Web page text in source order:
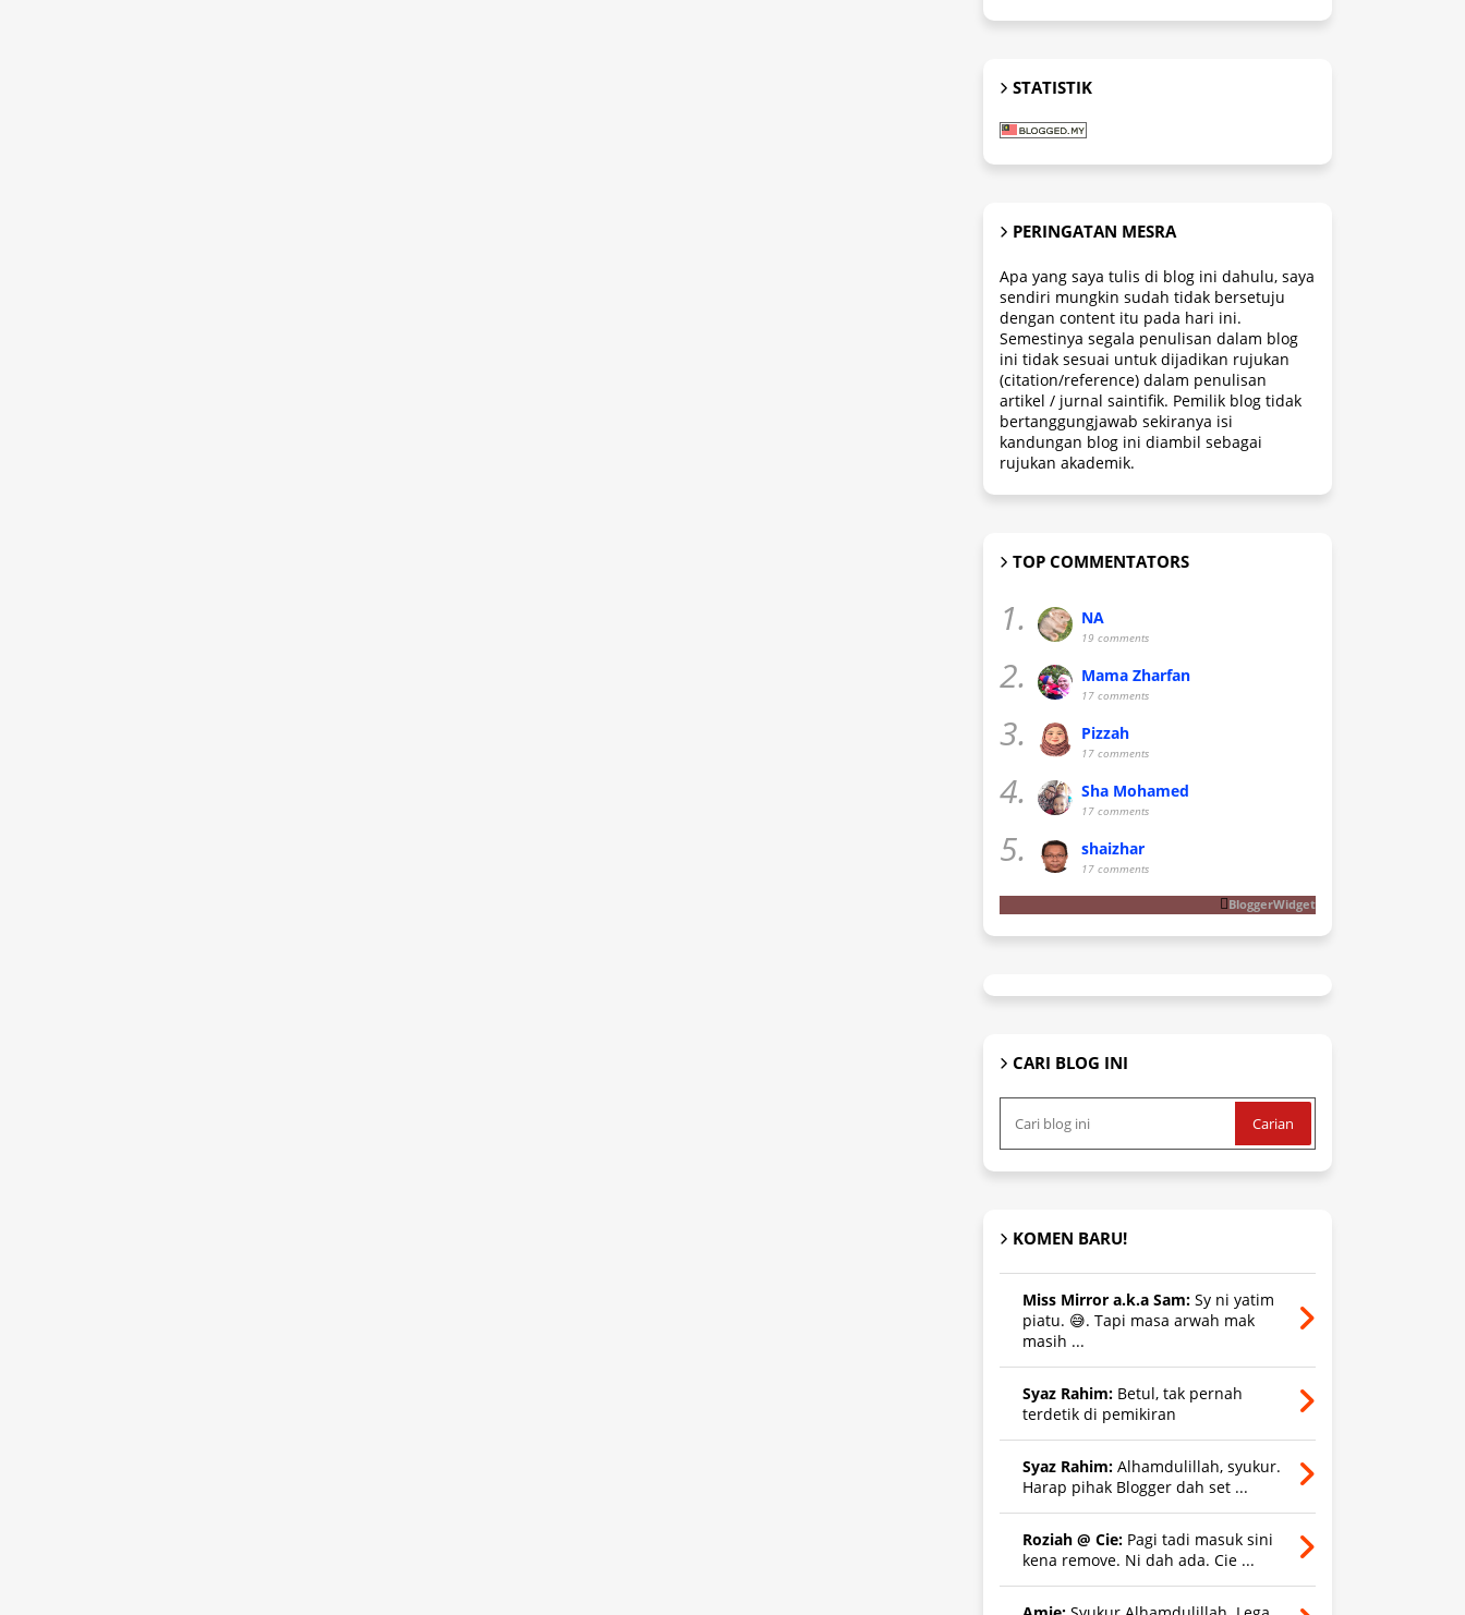
STATISTIK
PERINGATAN MESRA
Apa yang saya tulis di blog ini dahulu, saya
sendiri mungkin sudah tidak bersetuju
dengan content itu pada hari ini.
Semestinya segala penulisan dalam blog
ini tidak sesuai untuk dijadikan rujukan
(citation/reference) dalam penulisan
artikel / jurnal saintifik. Pemilik blog tidak
bertanggungjawab sekiranya isi
kandungan blog ini diambil sebagai
rujukan akademik.
TOP COMMENTATORS
1. NA
19 comments
2. Mama Zharfan
17 comments
3. Pizzah
17 comments
4. Sha Mohamed
17 comments
5. shaizhar
17 comments
BloggerWidget
CARI BLOG INI
KOMEN BARU!
Miss Mirror a.k.a Sam: Sy ni yatim
piatu. 😅. Tapi masa arwah mak
masih ...
Syaz Rahim: Betul, tak pernah
terdetik di pemikiran
Syaz Rahim: Alhamdulillah, syukur.
Harap pihak Blogger dah set ...
Roziah @ Cie: Pagi tadi masuk sini
kena remove. Ni dah ada. Cie ...